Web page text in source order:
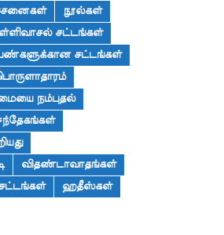
நூல்கள்
சட்டங்கள்
சட்டங்கள்
நம்புதல்
விதண்டாவாதங்கள்
ஹதீஸ்கள்